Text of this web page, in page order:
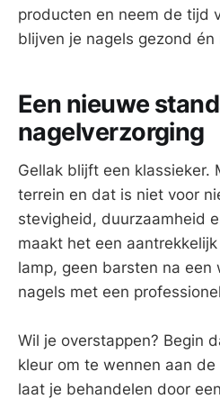
producten en neem de tijd
blijven je nagels gezond én
Een nieuwe
nagelverzorging
Gellak blijft een klassieker.
terrein en dat is niet voor
stevigheid, duurzaamheid
maakt het een
lamp, geen barsten na een
nagels met een
Wil je overstappen? Begin
kleur om te wennen aan
laat je behandelen door